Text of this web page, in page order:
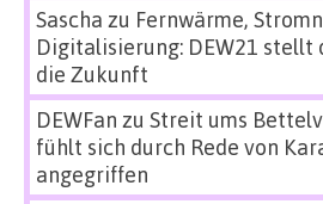
Sascha zu Fernwärme,
Digitalisierung: DEW21 stellt
die Zukunft
DEWFan zu Streit ums
fühlt sich durch Rede von
angegriffen